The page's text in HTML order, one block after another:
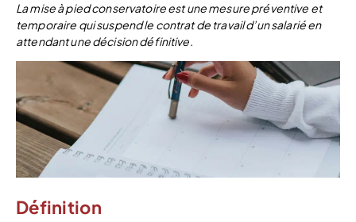
La mise à pied conservatoire est une mesure préventive et
temporaire qui suspend le contrat de travail d’un salarié en
attendant une décision définitive.
Définition